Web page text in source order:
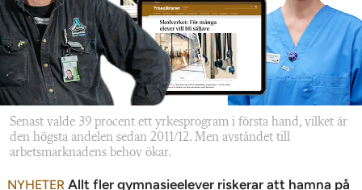
Senast valde 39 procent ett yrkesprogram i första hand, vilket är
den högsta andelen sedan 2011/12. Men avståndet till
arbetsmarknadens behov ökar.
NYHETER Allt fler gymnasieelever riskerar att hamna på